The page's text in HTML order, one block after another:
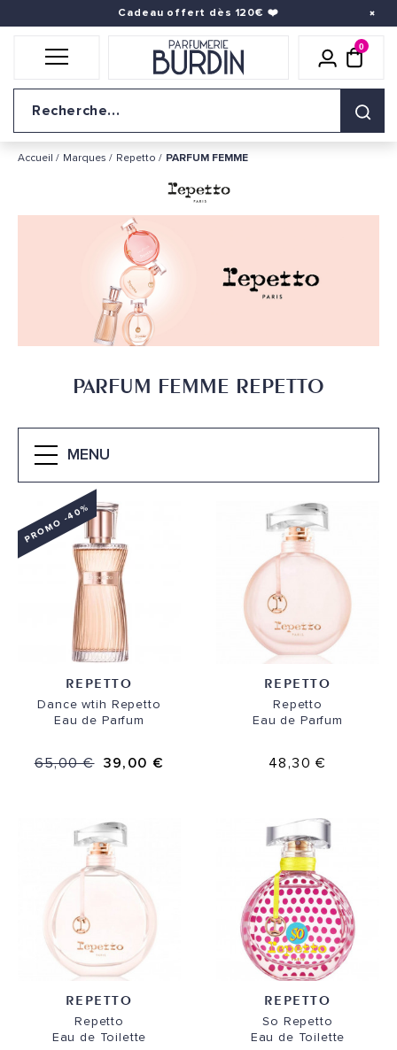
Accueil Marques Repetto PARFUM FEMME
PARFUM FEMME REPETTO
MENU
PROMO -40%
REPETTO
Dance wtih Repetto
Eau de Parfum
65,00 € 39,00 €
REPETTO
Repetto
Eau de Parfum
48,30 €
REPETTO
Repetto
Eau de Toilette
REPETTO
So Repetto
Eau de Toilette
Cadeau offert dès 120€ ❤️
Icône
0